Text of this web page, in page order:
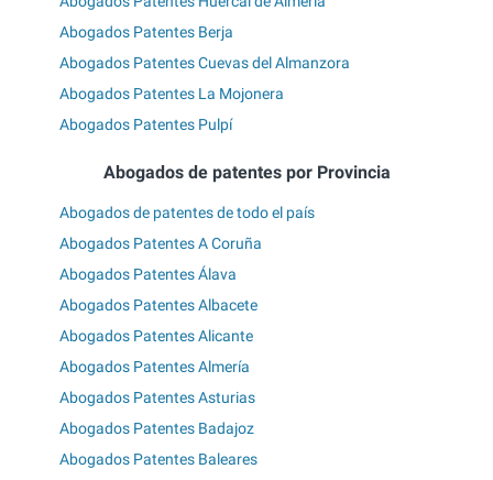
Abogados Patentes Berja
Abogados Patentes Cuevas del Almanzora
Abogados Patentes La Mojonera
Abogados Patentes Pulpí
Abogados de patentes por Provincia
Abogados de patentes de todo el país
Abogados Patentes A Coruña
Abogados Patentes Álava
Abogados Patentes Albacete
Abogados Patentes Alicante
Abogados Patentes Almería
Abogados Patentes Asturias
Abogados Patentes Badajoz
Abogados Patentes Baleares